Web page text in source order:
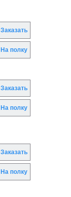
Заказать
На полку
Заказать
На полку
Заказать
На полку